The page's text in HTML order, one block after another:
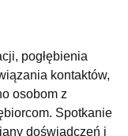
pogłębienia
kontaktów,
osobom z
Spotkanie
doświadczeń i